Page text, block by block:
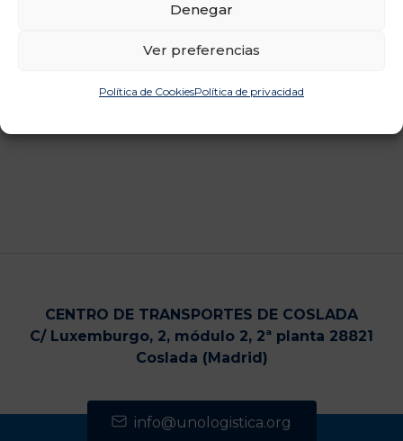
Denegar
Ver preferencias
Política de CookiesPolítica de privacidad
CENTRO DE TRANSPORTES DE COSLADA
C/ Luxemburgo, 2, módulo 2, 2ª planta 28821
Coslada (Madrid)
info@unologistica.org